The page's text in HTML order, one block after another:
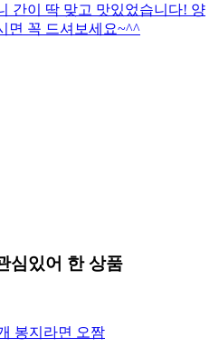
간이 딱 맞고 맛있었습니다! 양
면 꼭 드셔보세요~^^
심있어 한 상품
봉지라면 오짬